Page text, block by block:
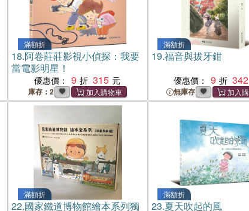
滿額折
18.阿卷莊莊影視小偵探：我要
當電影明星！
優惠價： 9 315
庫存：2
滿額折
19.福音與拔牙鉗
優惠價： 9 342
無庫存
滿額折
22.國家鐵道博物館繪本系列獨
滿額折
23.夏天吹起的風